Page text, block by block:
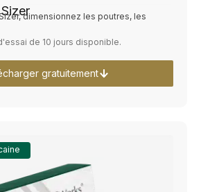
dimensionnez les poutres, les
de 10 jours disponible.
gratuitement